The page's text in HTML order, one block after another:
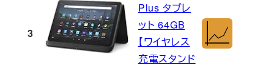
3
Plus タブレ
ット 64GB
【ワイヤレス
充電スタンド